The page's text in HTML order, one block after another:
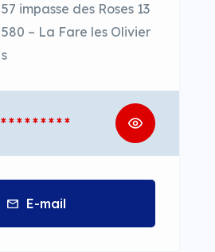
57 impasse des Roses 13
580 – La Fare les Olivier
s
* * * * * * * * *
E-mail